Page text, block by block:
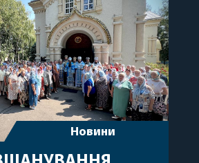
у подальшому
служінні. […]
Новини